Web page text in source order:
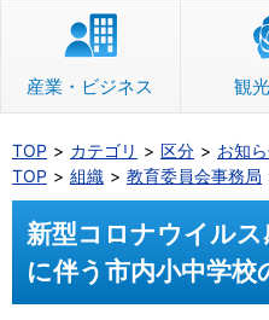
産業・ビジネス 観
TOP カテゴリ 区分
お知
TOP
組織 教育委員会事務局
新型コロナウイル
に伴う市内小中学校